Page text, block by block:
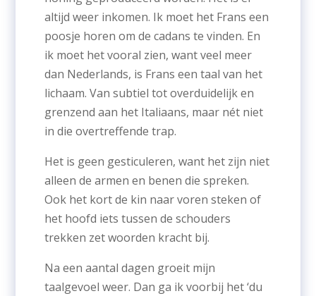
altijd weer inkomen. Ik moet het Frans een
poosje horen om de cadans te vinden. En
ik moet het vooral zien, want veel meer
dan Nederlands, is Frans een taal van het
lichaam. Van subtiel tot overduidelijk en
grenzend aan het Italiaans, maar nét niet
in die overtreffende trap.
Het is geen gesticuleren, want het zijn niet
alleen de armen en benen die spreken.
Ook het kort de kin naar voren steken of
het hoofd iets tussen de schouders
trekken zet woorden kracht bij.
Na een aantal dagen groeit mijn
taalgevoel weer. Dan ga ik voorbij het ‘du